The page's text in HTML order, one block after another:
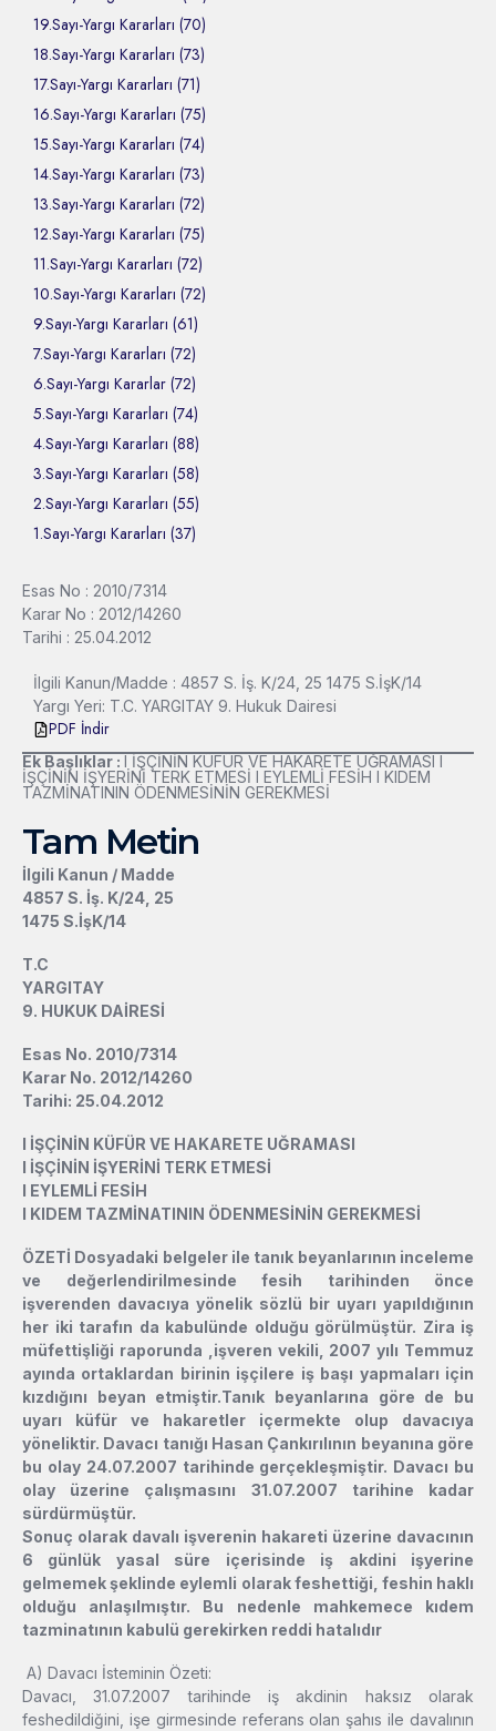
19.Sayı-Yargı Kararları (70)
18.Sayı-Yargı Kararları (73)
17.Sayı-Yargı Kararları (71)
16.Sayı-Yargı Kararları (75)
15.Sayı-Yargı Kararları (74)
14.Sayı-Yargı Kararları (73)
13.Sayı-Yargı Kararları (72)
12.Sayı-Yargı Kararları (75)
11.Sayı-Yargı Kararları (72)
10.Sayı-Yargı Kararları (72)
9.Sayı-Yargı Kararları (61)
7.Sayı-Yargı Kararları (72)
6.Sayı-Yargı Kararlar (72)
5.Sayı-Yargı Kararları (74)
4.Sayı-Yargı Kararları (88)
3.Sayı-Yargı Kararları (58)
2.Sayı-Yargı Kararları (55)
1.Sayı-Yargı Kararları (37)
Esas No : 2010/7314
Karar No : 2012/14260
Tarihi : 25.04.2012
İlgili Kanun/Madde : 4857 S. İş. K/24, 25 1475 S.İşK/14
Yargı Yeri: T.C. YARGITAY 9. Hukuk Dairesi
PDF İndir
Ek Başlıklar : l İŞÇİNİN KÜFÜR VE HAKARETE UĞRAMASI l
İŞÇİNİN İŞYERİNİ TERK ETMESİ l EYLEMLİ FESİH l KIDEM
TAZMİNATININ ÖDENMESİNİN GEREKMESİ
Tam Metin
İlgili Kanun / Madde
4857 S. İş. K/24, 25
1475 S.İşK/14
T.C
YARGITAY
9. HUKUK DAİRESİ
Esas No. 2010/7314
Karar No. 2012/14260
Tarihi: 25.04.2012
l İŞÇİNİN KÜFÜR VE HAKARETE UĞRAMASI
l İŞÇİNİN İŞYERİNİ TERK ETMESİ
l EYLEMLİ FESİH
l KIDEM TAZMİNATININ ÖDENMESİNİN GEREKMESİ
ÖZETİ Dosyadaki belgeler ile tanık beyanlarının inceleme
ve değerlendirilmesinde fesih tarihinden önce
işverenden davacıya yönelik sözlü bir uyarı yapıldığının
her iki tarafın da kabulünde olduğu görülmüştür. Zira iş
müfettişliği raporunda ,işveren vekili, 2007 yılı Temmuz
ayında ortaklardan birinin işçilere iş başı yapmaları için
kızdığını beyan etmiştir.Tanık beyanlarına göre de bu
uyarı küfür ve hakaretler içermekte olup davacıya
yöneliktir. Davacı tanığı Hasan Çankırılının beyanına göre
bu olay 24.07.2007 tarihinde gerçekleşmiştir. Davacı bu
olay üzerine çalışmasını 31.07.2007 tarihine kadar
sürdürmüştür.
Sonuç olarak davalı işverenin hakareti üzerine davacının
6 günlük yasal süre içerisinde iş akdini işyerine
gelmemek şeklinde eylemli olarak feshettiği, feshin haklı
olduğu anlaşılmıştır. Bu nedenle mahkemece kıdem
tazminatının kabulü gerekirken reddi hatalıdır
A) Davacı İsteminin Özeti:
Davacı, 31.07.2007 tarihinde iş akdinin haksız olarak
feshedildiğini, işe girmesinde referans olan şahıs ile davalının